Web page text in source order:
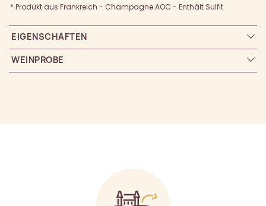
* Produkt aus Frankreich - Champagne AOC - Enthält Sulfit
EIGENSCHAFTEN
WEINPROBE